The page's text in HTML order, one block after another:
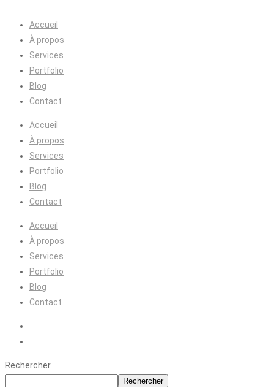
Accueil
À propos
Services
Portfolio
Blog
Contact
Accueil
À propos
Services
Portfolio
Blog
Contact
Accueil
À propos
Services
Portfolio
Blog
Contact
Rechercher
Rechercher